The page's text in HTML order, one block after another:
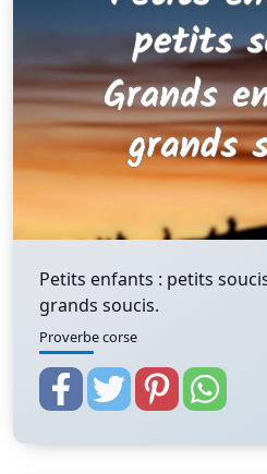
Petits enfants : petits
grands soucis.
Proverbe corse